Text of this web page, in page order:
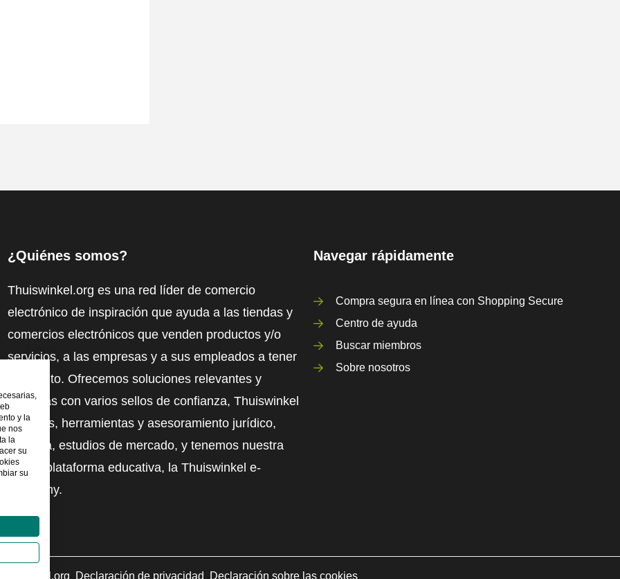
¿Quiénes somos?
Thuiswinkel.org es una red líder de comercio
electrónico de inspiración que ayuda a las tiendas y
comercios electrónicos que venden productos y/o
servicios, a las empresas y a sus empleados a tener
más éxito. Ofrecemos soluciones relevantes y
prácticas con varios sellos de confianza, Thuiswinkel
Reviews, herramientas y asesoramiento jurídico,
defensa, estudios de mercado, y tenemos nuestra
propia plataforma educativa, la Thuiswinkel e-
Academy.
Navegar rápidamente
Compra segura en línea con Shopping Secure
Centro de ayuda
Buscar miembros
Sobre nosotros
Declaración de privacidad Declaración sobre las cookies
y la
nos
la
su
su